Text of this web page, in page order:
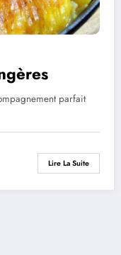
parfait
Lire La Suite